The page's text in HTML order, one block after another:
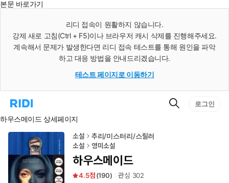
본문 바로가기
리디 접속이 원활하지 않습니다.
강제 새로 고침(Ctrl + F5)이나 브라우저 캐시 삭제를 진행해주세요.
계속해서 문제가 발생한다면 리디 접속 테스트를 통해 원인을 파악
하고 대응 방법을 안내드리겠습니다.
테스트 페이지로 이동하기
리
홈
로
검
로그인
하우스메이드 상세페이지
소설
추리/미스터리/스릴러
소설
영미소설
하우스메이드
4.5 (190) 관심 302